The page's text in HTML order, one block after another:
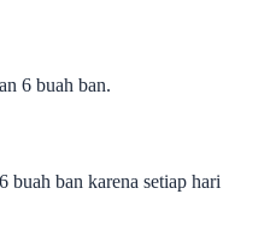
6 buah ban.
buah ban karena setiap hari